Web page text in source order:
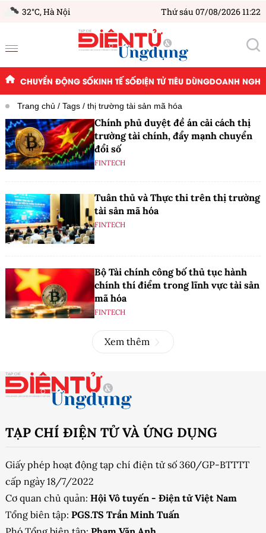
32°C,Hà Nội Thứ sáu 07/08/2026 11:22
CHUYỂN ĐỘNG SỐKINH TẾ SỐĐIỆN TỬ TIÊU DÙNGDOANH
Trang chủ Tags thị trường tài sản mã hóa
Chính phủ duyệt đề án cải cách thị
trường tài chính, đẩy mạnh chuyển
đổi số
FINTECH
Tuân thủ và Thực thi trên thị trường
tài sản mã hóa
FINTECH
Bộ Tài chính công bố thủ tục hành
chính thí điểm trong lĩnh vực tài sản
mã hóa
FINTECH
Xem thêm
TẠP CHÍ ĐIỆN TỬ VÀ ỨNG DỤNG
Giấy phép hoạt động tạp chí điện tử số 360/GP-BTTTT
cấp ngày 18/7/2022
Cơ quan chủ quản: Hội Vô tuyến - Điện tử Việt Nam
Tổng biên tập: PGS.TS Trần Minh Tuấn